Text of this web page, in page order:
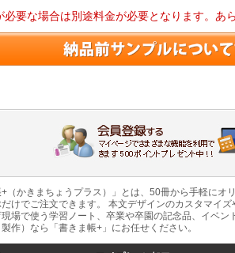
要な場合は別途料金が必要となります。あ
+（かきまちょうプラス）」とは、50冊から手軽に
けでご注文できます。 本文デザインのカスタマイ
場で使う学習ノート、卒業や卒園の記念品、イベ
作）なら「書きま帳+」にお任せください。